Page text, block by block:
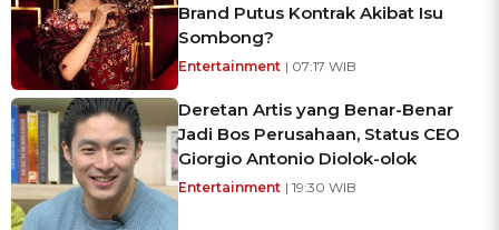
Brand Putus Kontrak Akibat Isu
Sombong?
Entertainment | 07:17 WIB
Deretan Artis yang Benar-Benar
Jadi Bos Perusahaan, Status CEO
Giorgio Antonio Diolok-olok
Entertainment | 19:30 WIB